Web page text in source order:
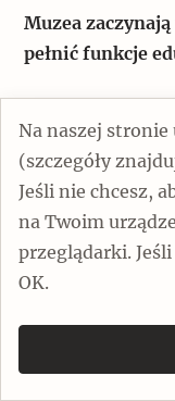
Na naszej
(szczegóły
Jeśli nie chcesz,
na Twoim
przeglądarki.
OK.
Muzea
pełnić funkcje
miejscem, w
mieli się uczyć,
odchodzi się od
stworzyli swoje
pierwsi
rozumie, na co
tabliczki z
podawać